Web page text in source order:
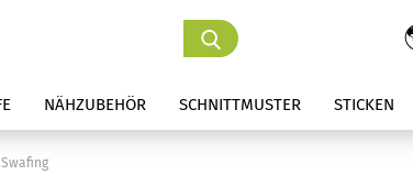
NÄHZUBEHÖR SCHNITTMUSTER STICKEN